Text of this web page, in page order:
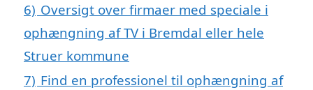
6) Oversigt over firmaer med speciale i
ophængning af TV i Bremdal eller hele
Struer kommune
7) Find en professionel til ophængning af